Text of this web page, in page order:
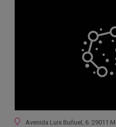
Ubicación
Avenida Luis Buñuel, 6. 29011